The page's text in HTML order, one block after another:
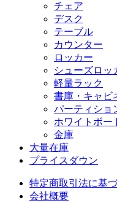
チェア
デスク
テーブル
カウンター
ロッカー
シューズロッ
軽量ラック
書庫・キャビ
パーティショ
ホワイトボー
金庫
大量在庫
プライスダウン
特定商取引法に基
会社概要